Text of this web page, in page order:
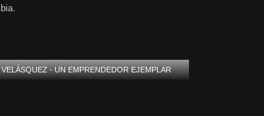
- UN EMPRENDEDOR EJEMPLAR